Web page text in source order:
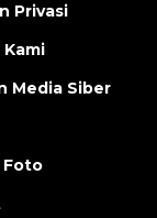
Privasi
Media Siber
Foto